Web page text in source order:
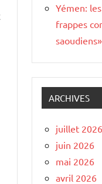
Yémen:
frappes
ARCHIVES
juillet 2026
juin 2026
mai 2026
avril 2026